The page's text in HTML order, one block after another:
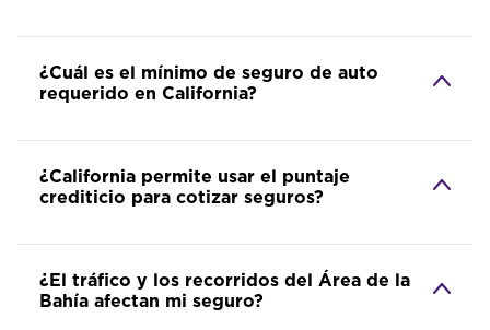
¿Cuál es el mínimo de seguro de auto
requerido en California?
¿California permite usar el puntaje
crediticio para cotizar seguros?
¿El tráfico y los recorridos del Área de la
Bahía afectan mi seguro?